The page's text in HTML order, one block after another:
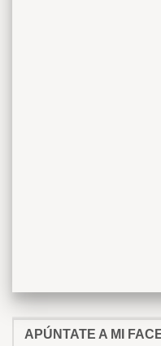
APÚNTATE A MI